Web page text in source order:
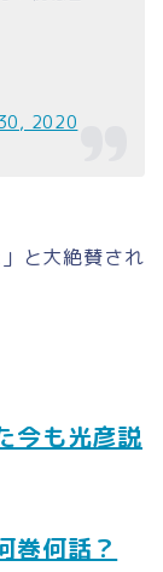
2020
と大絶賛され
今も光彦説
巻何話？